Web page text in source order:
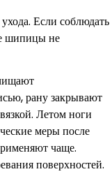
Если соблюдать
шипицы не
рану закрывают
Летом ноги
меры после
чаще.
поверхностей.